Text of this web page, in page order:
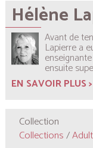
Hélène
Avant de
Lapierre a
ensuite
EN SAVOIR PLUS >
Collection
Collections/